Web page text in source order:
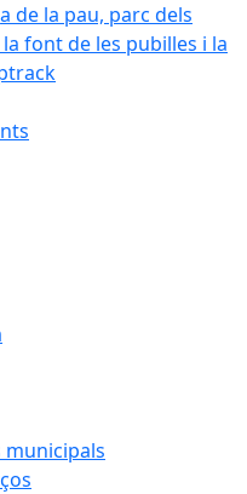
de la pau, parc dels
font de les pubilles i la
municipals